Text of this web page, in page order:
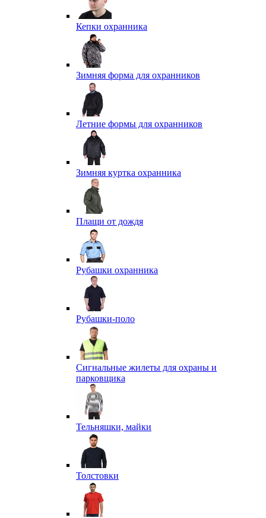
Кепки охранника
Зимняя форма для охранников
Летние формы для охранников
Зимняя куртка охранника
Плащи от дождя
Рубашки охранника
Рубашки-поло
Сигнальные жилеты для охраны и
парковщика
Тельняшки, майки
Толстовки